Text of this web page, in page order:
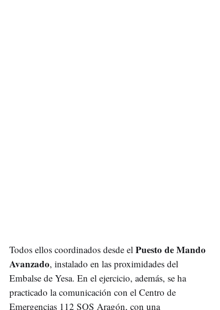
Todos ellos coordinados desde el Puesto de Mando
Avanzado, instalado en las proximidades del
Embalse de Yesa. En el ejercicio, además, se ha
practicado la comunicación con el Centro de
Emergencias 112 SOS Aragón, con una